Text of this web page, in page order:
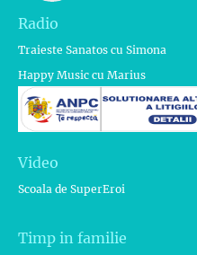
Radio
Traieste Sanatos cu Simona
Happy Music cu Marius
Video
Scoala de SuperEroi
Timp in familie